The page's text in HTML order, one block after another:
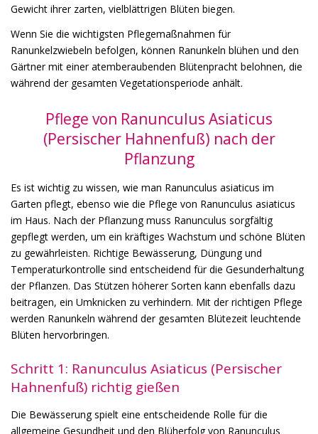
Gewicht ihrer zarten, vielblättrigen Blüten biegen.
Wenn Sie die wichtigsten Pflegemaßnahmen für
Ranunkelzwiebeln befolgen, können Ranunkeln blühen und den
Gärtner mit einer atemberaubenden Blütenpracht belohnen, die
während der gesamten Vegetationsperiode anhält.
Pflege von Ranunculus Asiaticus
(Persischer Hahnenfuß) nach der
Pflanzung
Es ist wichtig zu wissen, wie man Ranunculus asiaticus im
Garten pflegt, ebenso wie die Pflege von Ranunculus asiaticus
im Haus. Nach der Pflanzung muss Ranunculus sorgfältig
gepflegt werden, um ein kräftiges Wachstum und schöne Blüten
zu gewährleisten. Richtige Bewässerung, Düngung und
Temperaturkontrolle sind entscheidend für die Gesunderhaltung
der Pflanzen. Das Stützen höherer Sorten kann ebenfalls dazu
beitragen, ein Umknicken zu verhindern. Mit der richtigen Pflege
werden Ranunkeln während der gesamten Blütezeit leuchtende
Blüten hervorbringen.
Schritt 1: Ranunculus Asiaticus (Persischer
Hahnenfuß) richtig gießen
Die Bewässerung spielt eine entscheidende Rolle für die
allgemeine Gesundheit und den Blüherfolg von Ranunculus